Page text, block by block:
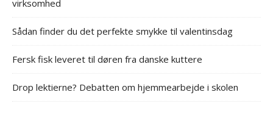
virksomhed
Sådan finder du det perfekte smykke til valentinsdag
Fersk fisk leveret til døren fra danske kuttere
Drop lektierne? Debatten om hjemmearbejde i skolen